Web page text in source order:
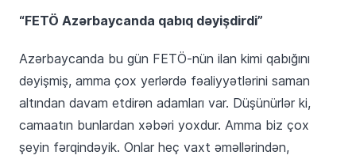
“FETÖ Azərbaycanda qabıq dəyişdirdi”
Azərbaycanda bu gün FETÖ-nün ilan kimi qabığını
dəyişmiş, amma çox yerlərdə fəaliyyətlərini saman
altından davam etdirən adamları var. Düşünürlər ki,
camaatın bunlardan xəbəri yoxdur. Amma biz çox
şeyin fərqindəyik. Onlar heç vaxt əməllərindən,